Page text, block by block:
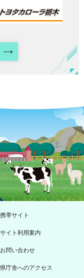
携帯サイト
サイト利用案内
お問い合わせ
県庁舎へのアクセス